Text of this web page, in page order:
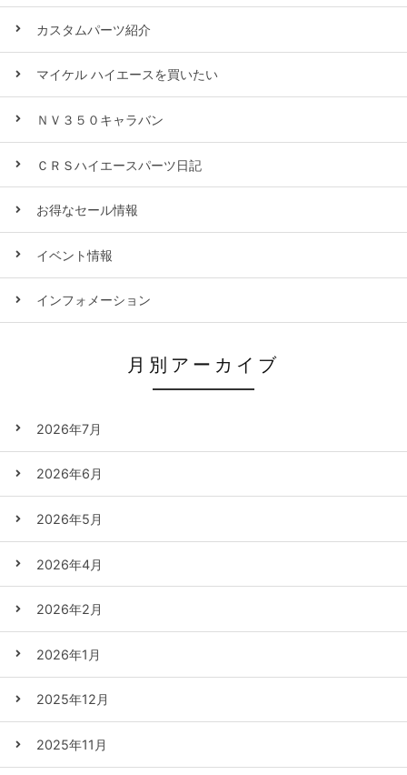
カスタムパーツ紹介
マイケル ハイエースを買いたい
ＮＶ３５０キャラバン
ＣＲＳハイエースパーツ日記
お得なセール情報
イベント情報
インフォメーション
月別アーカイブ
2026年7月
2026年6月
2026年5月
2026年4月
2026年2月
2026年1月
2025年12月
2025年11月